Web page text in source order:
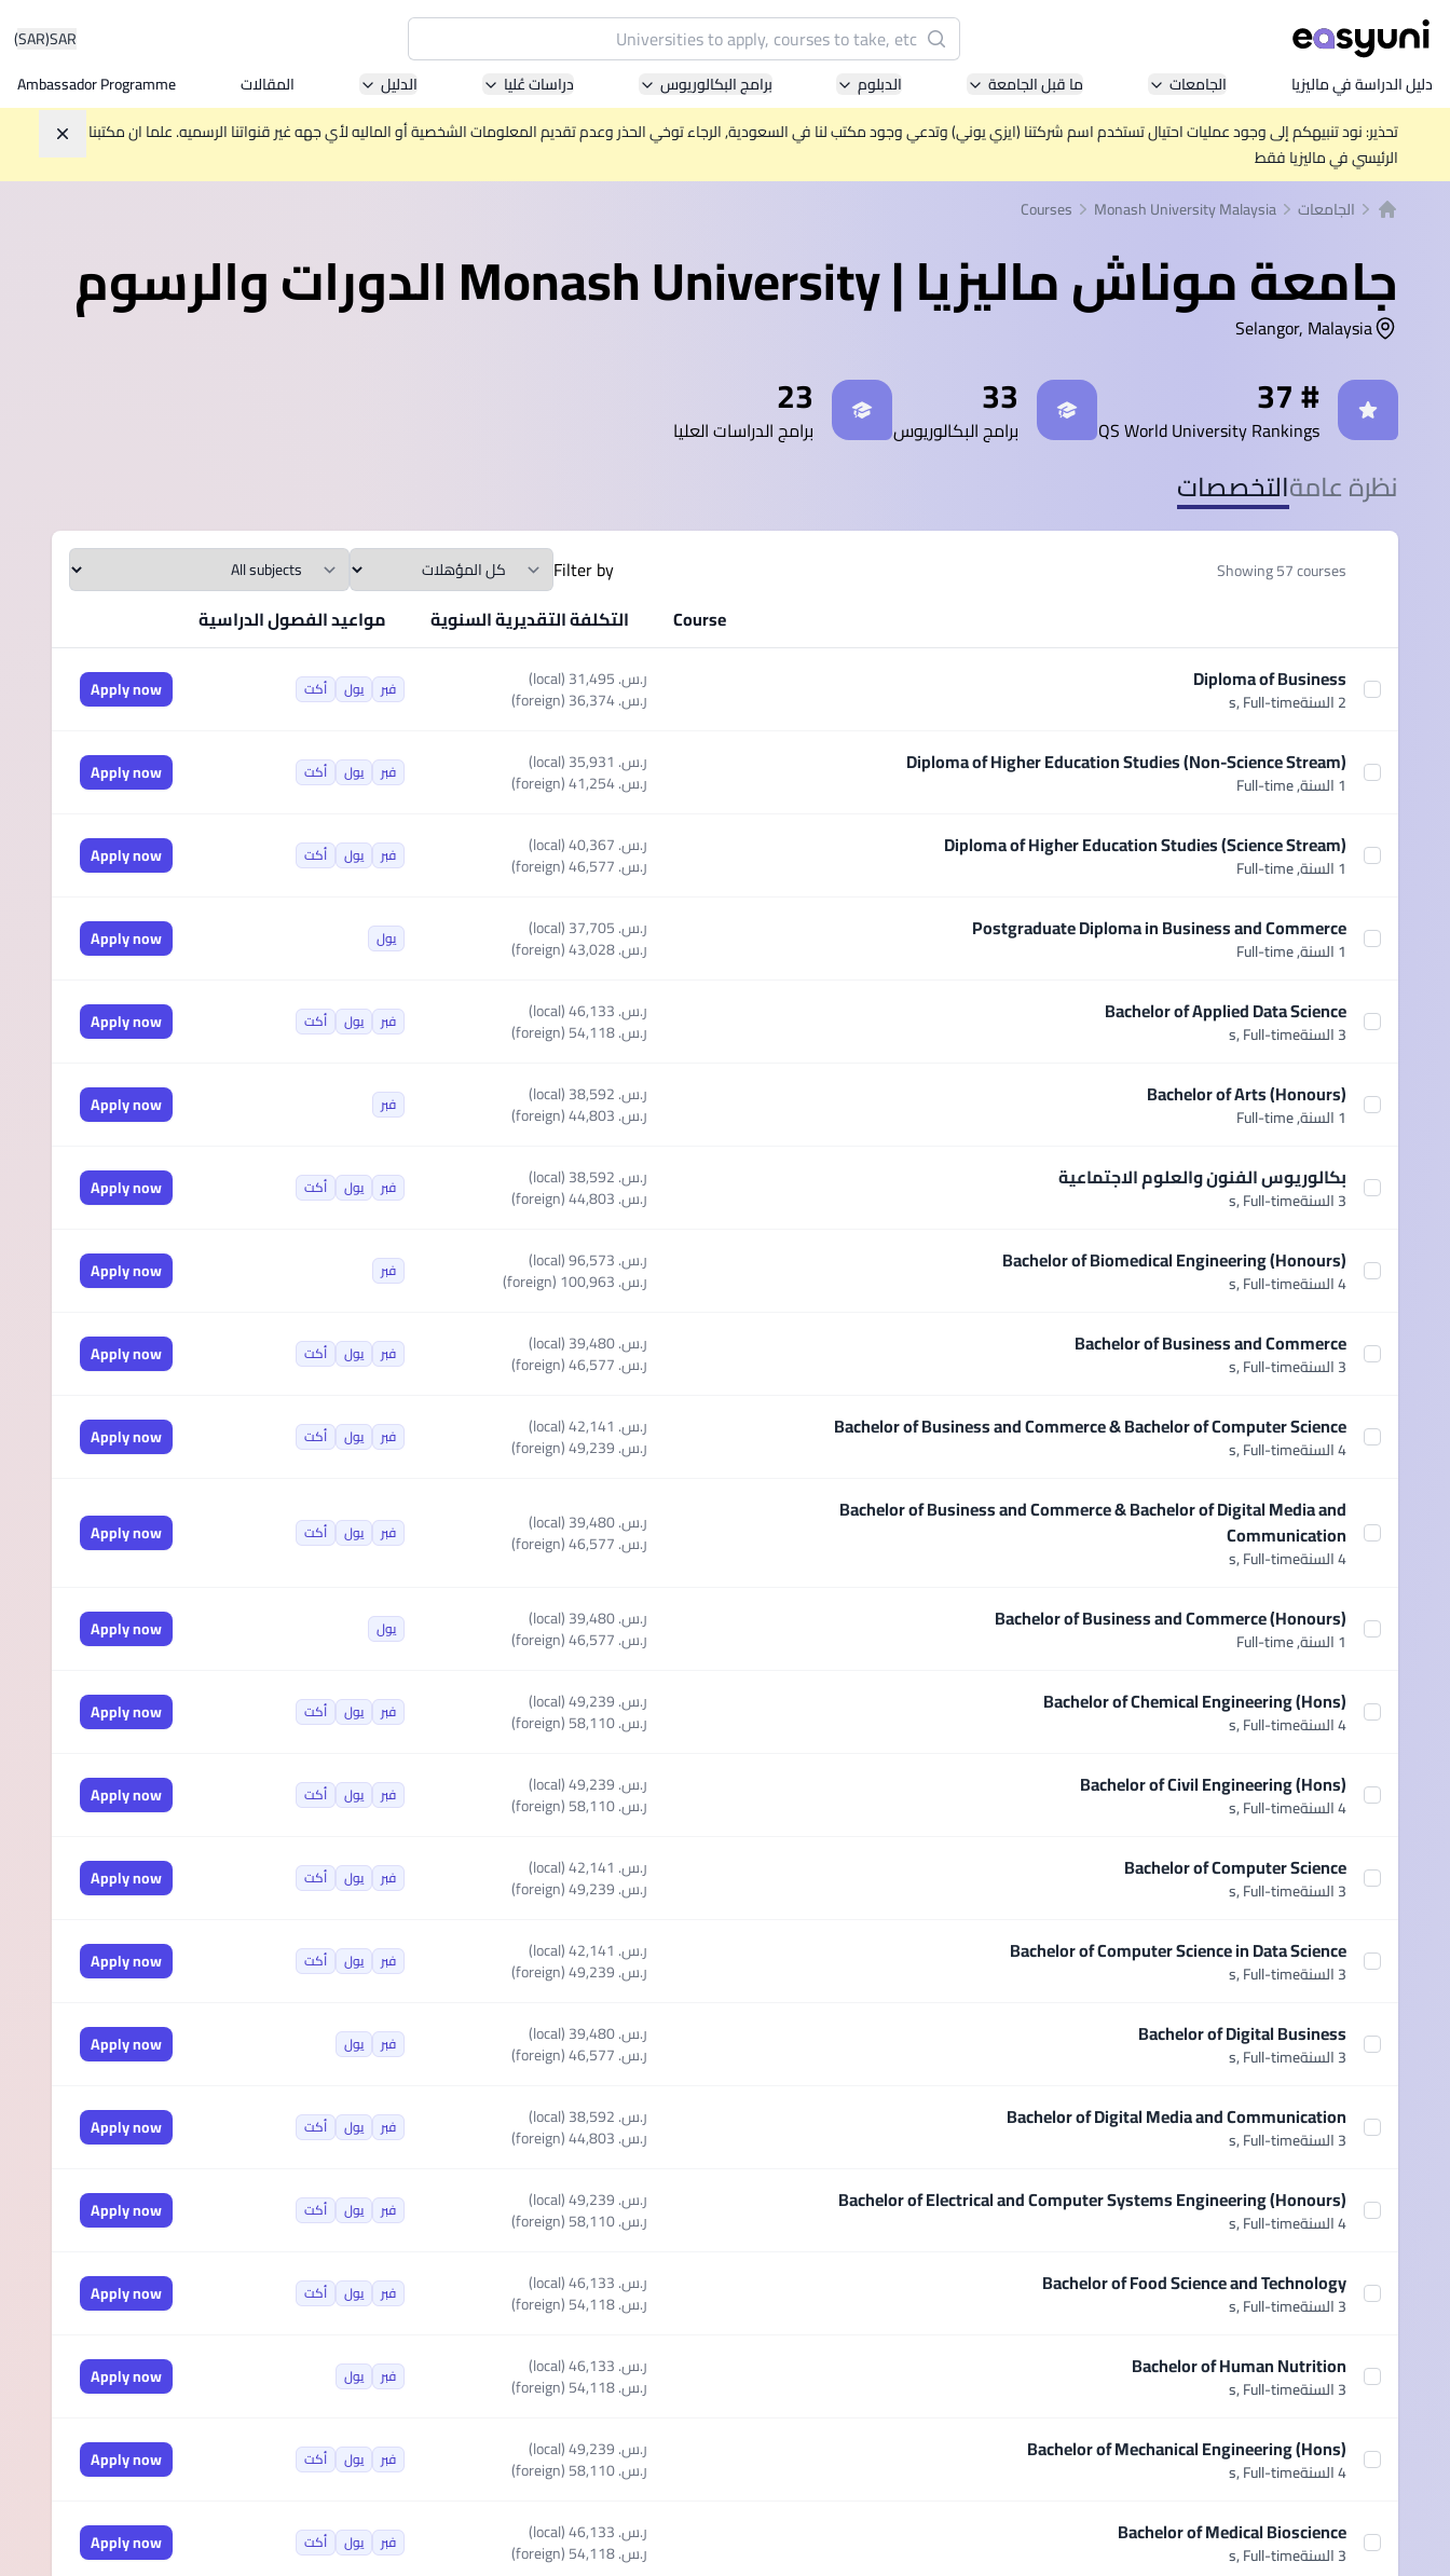
SAR
(SAR) البحث
Asia Pacific University of Technology and Innovation
(APU)
courses
Malaysia's first and most established private medical and
healthcare university
Asia School of Business (ASB)
MBA by Central Bank of Malaysia in collaboration with the
Massachusetts Institute of Technology (MIT)
Management and Science University (MSU)
دليل الدراسة في ماليزيا الجامعات ما قبل الجامعة الدبلوم برامج البكالوريوس دراسات عُليا الدليل المقالات
Ambassador Programme
تحذير: نود تنبيهكم إلى وجود عمليات احتيال تستخدم اسم شركتنا (ايزي يوني) وتدعي وجود مكتب لنا في السعودية, الرجاء توخي الحذر وعدم تقديم المعلومات الشخصية أو الماليه لأي جهه غير قنواتنا الرسميه. علما ان مكتبنا
الرئيسي في ماليزيا فقط
تجاهل
الجامعات Monash University Malaysia
Courses
جامعة موناش ماليزيا | Monash University الدورات والرسوم
Selangor, Malaysia
# 37
QS World University Rankings
33
برامج البكالوريوس
23
برامج الدراسات العليا
نظرة عامةالتخصصات
Showing 57 courses
Filter by
Qualification
المواد الدراسية
Course
التكلفة التقديرية السنوية مواعيد الفصول الدراسية
Select course Diploma of Business
Diploma of Business
2 السنةs, Full-time
ر.س.‏ 31,495 (local)
ر.س.‏ 36,374 (foreign) فبر يول أكت Apply now
Select course Diploma of Higher Education Studies (Non-Science Stream)
Diploma of Higher Education Studies (Non-Science Stream)
1 السنة, Full-time
ر.س.‏ 35,931 (local)
ر.س.‏ 41,254 (foreign) فبر يول أكت Apply now
Select course Diploma of Higher Education Studies (Science Stream)
Diploma of Higher Education Studies (Science Stream)
1 السنة, Full-time
ر.س.‏ 40,367 (local)
ر.س.‏ 46,577 (foreign) فبر يول أكت Apply now
Select course Postgraduate Diploma in Business and Commerce
Postgraduate Diploma in Business and Commerce
1 السنة, Full-time
ر.س.‏ 37,705 (local)
ر.س.‏ 43,028 (foreign) يول Apply now
Select course Bachelor of Applied Data Science
Bachelor of Applied Data Science
3 السنةs, Full-time
ر.س.‏ 46,133 (local)
ر.س.‏ 54,118 (foreign) فبر يول أكت Apply now
Select course Bachelor of Arts (Honours)
Bachelor of Arts (Honours)
1 السنة, Full-time
ر.س.‏ 38,592 (local)
ر.س.‏ 44,803 (foreign) فبر Apply now
Select course بكالوريوس الفنون والعلوم الاجتماعية
بكالوريوس الفنون والعلوم الاجتماعية
3 السنةs, Full-time
ر.س.‏ 38,592 (local)
ر.س.‏ 44,803 (foreign) فبر يول أكت Apply now
Select course Bachelor of Biomedical Engineering (Honours)
Bachelor of Biomedical Engineering (Honours)
4 السنةs, Full-time
ر.س.‏ 96,573 (local)
ر.س.‏ 100,963 (foreign) فبر Apply now
Select course Bachelor of Business and Commerce
Bachelor of Business and Commerce
3 السنةs, Full-time
ر.س.‏ 39,480 (local)
ر.س.‏ 46,577 (foreign) فبر يول أكت Apply now
Select course Bachelor of Business and Commerce & Bachelor of Computer Science
Bachelor of Business and Commerce & Bachelor of Computer Science
4 السنةs, Full-time
ر.س.‏ 42,141 (local)
ر.س.‏ 49,239 (foreign) فبر يول أكت Apply now
Select course Bachelor of Business and Commerce & Bachelor of Digital Media and Communication
Bachelor of Business and Commerce & Bachelor of Digital Media and
Communication
4 السنةs, Full-time
ر.س.‏ 39,480 (local)
ر.س.‏ 46,577 (foreign) فبر يول أكت Apply now
Select course Bachelor of Business and Commerce (Honours)
Bachelor of Business and Commerce (Honours)
1 السنة, Full-time
ر.س.‏ 39,480 (local)
ر.س.‏ 46,577 (foreign) يول Apply now
Select course Bachelor of Chemical Engineering (Hons)
Bachelor of Chemical Engineering (Hons)
4 السنةs, Full-time
ر.س.‏ 49,239 (local)
ر.س.‏ 58,110 (foreign) فبر يول أكت Apply now
Select course Bachelor of Civil Engineering (Hons)
Bachelor of Civil Engineering (Hons)
4 السنةs, Full-time
ر.س.‏ 49,239 (local)
ر.س.‏ 58,110 (foreign) فبر يول أكت Apply now
Select course Bachelor of Computer Science
Bachelor of Computer Science
3 السنةs, Full-time
ر.س.‏ 42,141 (local)
ر.س.‏ 49,239 (foreign) فبر يول أكت Apply now
Select course Bachelor of Computer Science in Data Science
Bachelor of Computer Science in Data Science
3 السنةs, Full-time
ر.س.‏ 42,141 (local)
ر.س.‏ 49,239 (foreign) فبر يول أكت Apply now
Select course Bachelor of Digital Business
Bachelor of Digital Business
3 السنةs, Full-time
ر.س.‏ 39,480 (local)
ر.س.‏ 46,577 (foreign) فبر يول Apply now
Select course Bachelor of Digital Media and Communication
Bachelor of Digital Media and Communication
3 السنةs, Full-time
ر.س.‏ 38,592 (local)
ر.س.‏ 44,803 (foreign) فبر يول أكت Apply now
Select course Bachelor of Electrical and Computer Systems Engineering (Honours)
Bachelor of Electrical and Computer Systems Engineering (Honours)
4 السنةs, Full-time
ر.س.‏ 49,239 (local)
ر.س.‏ 58,110 (foreign) فبر يول أكت Apply now
Select course Bachelor of Food Science and Technology
Bachelor of Food Science and Technology
3 السنةs, Full-time
ر.س.‏ 46,133 (local)
ر.س.‏ 54,118 (foreign) فبر يول أكت Apply now
Select course Bachelor of Human Nutrition
Bachelor of Human Nutrition
3 السنةs, Full-time
ر.س.‏ 46,133 (local)
ر.س.‏ 54,118 (foreign) فبر يول Apply now
Select course Bachelor of Mechanical Engineering (Hons)
Bachelor of Mechanical Engineering (Hons)
4 السنةs, Full-time
ر.س.‏ 49,239 (local)
ر.س.‏ 58,110 (foreign) فبر يول أكت Apply now
Select course Bachelor of Medical Bioscience
Bachelor of Medical Bioscience
3 السنةs, Full-time
ر.س.‏ 46,133 (local)
ر.س.‏ 54,118 (foreign) فبر يول أكت Apply now